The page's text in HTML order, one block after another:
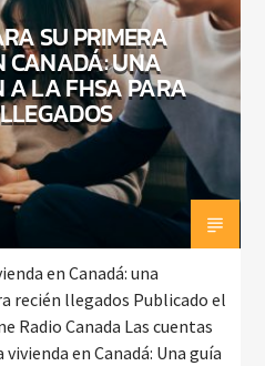
SU PRIMERA
CANADÁ: UNA
A LA FHSA PARA
en Canadá: una
recién llegados Publicado el
Radio Canada Las cuentas
en Canadá: Una guía